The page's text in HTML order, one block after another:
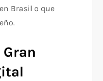
Brasil o que